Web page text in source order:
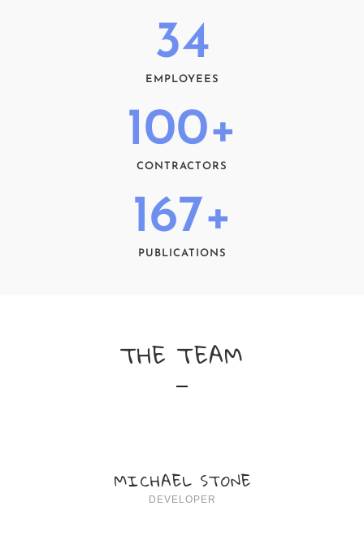
EMPLOYEES
34
CONTRACTORS
100+
PUBLICATIONS
167+
THE TEAM
MICHAEL STONE
DEVELOPER